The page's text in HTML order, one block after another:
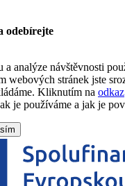
odebírejte
analýze návštěvnosti
webových stránek jste
Kliknutím na odkaz
je používáme a jak je